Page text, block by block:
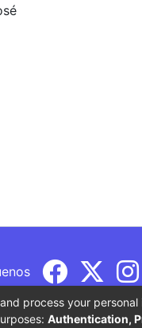
process your
Authentication,